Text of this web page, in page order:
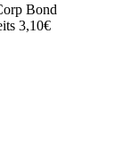
Bond
3,10€